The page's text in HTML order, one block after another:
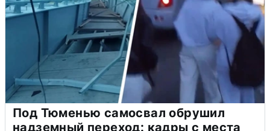
Под Тюменью самосвал обрушил
надземный переход: кадры с места